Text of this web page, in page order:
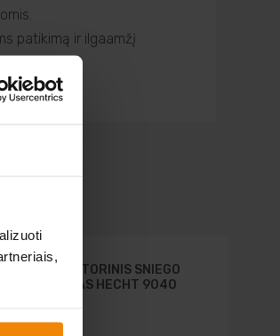
patikimą ir ilgaamžį
AKUMULIATORINIS SNIEGO
VALYTUVAS HECHT 9040